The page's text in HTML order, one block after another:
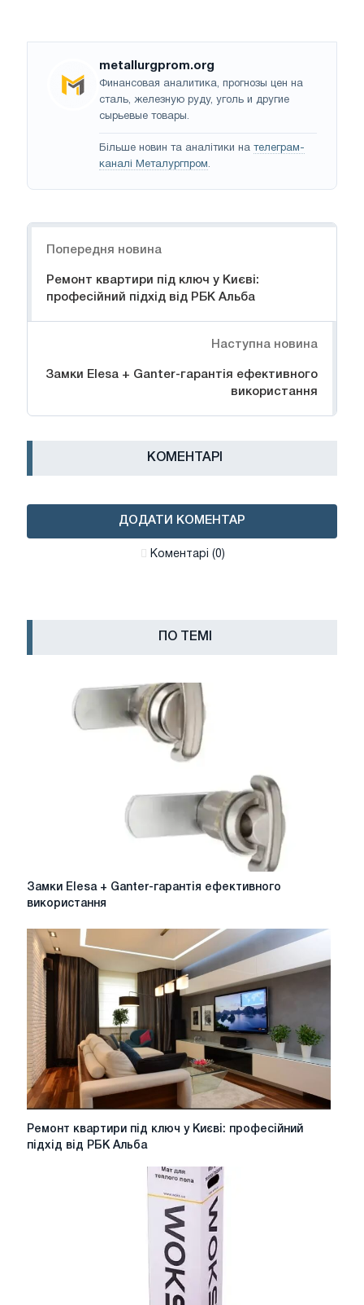
metallurgprom.org
Финансовая аналитика, прогнозы цен на
сталь, железную руду, уголь и другие
сырьевые товары.
Більше новин та аналітики на телеграм-
каналі Металургпром.
Попередня новина
Ремонт квартири під ключ у Києві:
професійний підхід від РБК Альба
Наступна новина
Замки Elesa + Ganter-гарантія ефективного
використання
КОМЕНТАРІ
ДОДАТИ КОМЕНТАР
Коментарі (0)
ПО ТЕМІ
Замки
Ganter-
гарантія
ефективного
використання
Замки Elesa + Ganter-гарантія ефективного
використання
Ремонт
квартири
Ремонт квартири під ключ у Києві: професійний
підхід від РБК Альба